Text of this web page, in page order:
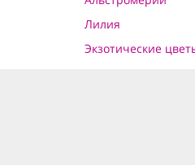
Лилия
Экзотические